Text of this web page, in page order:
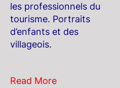
les professionnels du
tourisme. Portraits
d’enfants et des
villageois.
Read More